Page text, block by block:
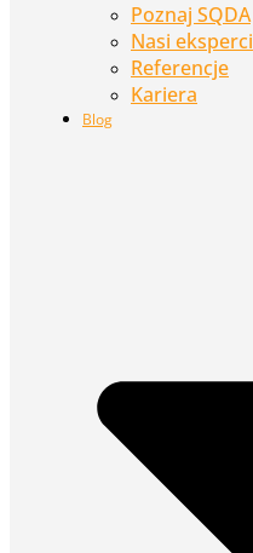
Poznaj SQDA
Nasi eksperci
Referencje
Kariera
Blog